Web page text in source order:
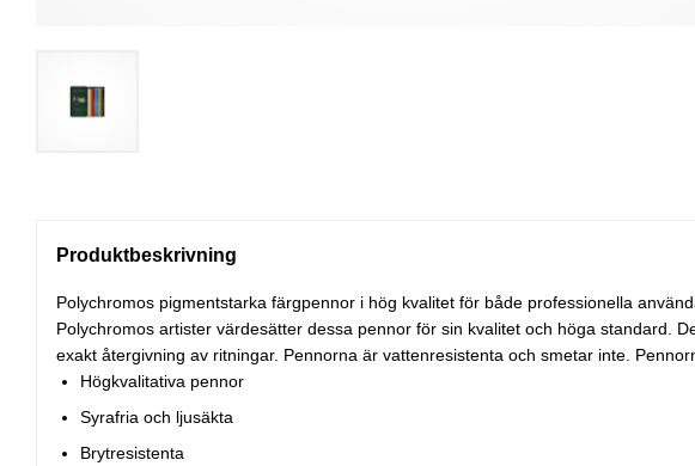
Produktbeskrivning
Polychromos pigmentstarka färgpennor i hög kvalitet för både professionella
Polychromos artister värdesätter dessa pennor för sin kvalitet och höga standard.
exakt återgivning av ritningar. Pennorna är vattenresistenta och smetar inte.
Högkvalitativa pennor
Syrafria och ljusäkta
Brytresistenta